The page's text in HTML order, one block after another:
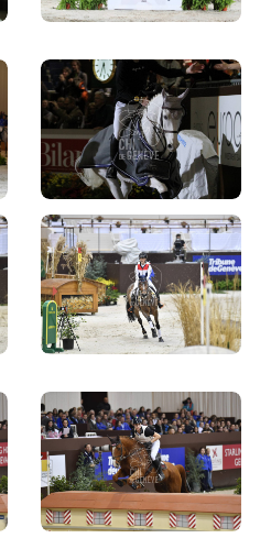
Tous droits réservés